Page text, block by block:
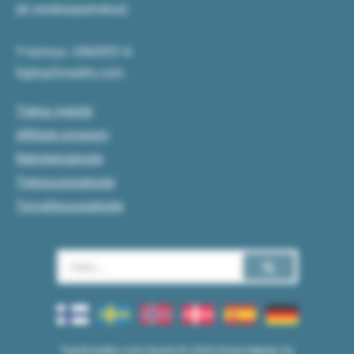
(ei asiakaspalvelua)
Y-tunnus: 2464551-6
fi@top5credits.com
Tietoa meistä
Affiliate program
Rekisteriseloste
Tietosuojaseloste
Turvallisuusseloste